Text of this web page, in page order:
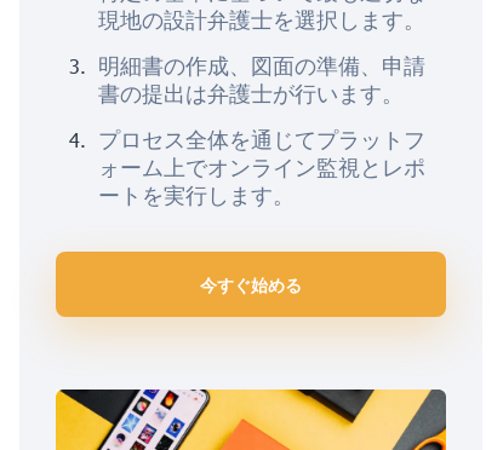
現地の設計弁護士を選択します。
明細書の作成、図面の準備、申請
書の提出は弁護士が行います。
プロセス全体を通じてプラットフ
ォーム上でオンライン監視とレポ
ートを実行します。
今すぐ始める